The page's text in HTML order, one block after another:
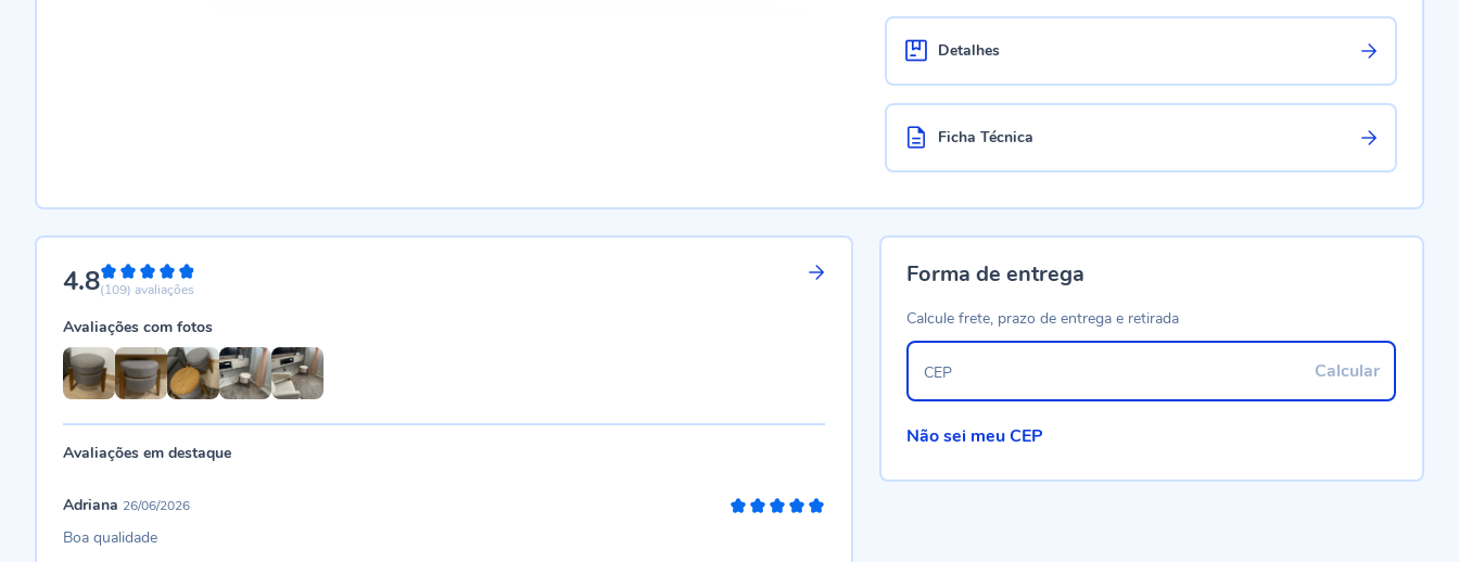
Detalhes
Ficha Técnica
4.896%
(109) avaliações
Avaliações com fotos
Avaliações em destaque
Adriana 26/06/2026
Boa qualidade
Forma de entrega
Calcule frete, prazo de entrega e retirada
Calcular
CEP
Não sei meu CEP